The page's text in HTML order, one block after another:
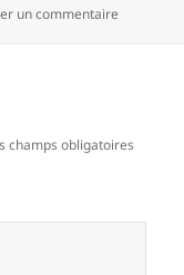
un commentaire
champs obligatoires